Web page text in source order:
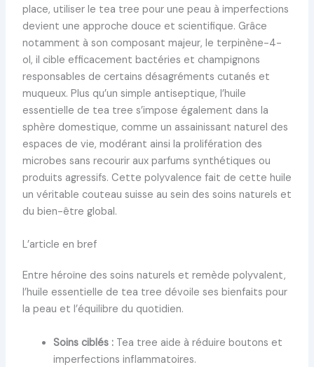
place, utiliser le tea tree pour une peau à imperfections
devient une approche douce et scientifique. Grâce
notamment à son composant majeur, le terpinène-4-
ol, il cible efficacement bactéries et champignons
responsables de certains désagréments cutanés et
muqueux. Plus qu’un simple antiseptique, l’huile
essentielle de tea tree s’impose également dans la
sphère domestique, comme un assainissant naturel des
espaces de vie, modérant ainsi la prolifération des
microbes sans recourir aux parfums synthétiques ou
produits agressifs. Cette polyvalence fait de cette huile
un véritable couteau suisse au sein des soins naturels et
du bien-être global.
L’article en bref
Entre héroïne des soins naturels et remède polyvalent,
l’huile essentielle de tea tree dévoile ses bienfaits pour
la peau et l’équilibre du quotidien.
Soins ciblés :Tea tree aide à réduire boutons et
imperfections inflammatoires.